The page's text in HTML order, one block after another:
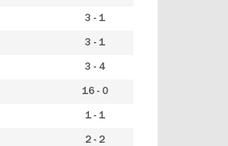
3 - 1
3 - 1
3 - 4
16 - 0
1 - 1
2 - 2